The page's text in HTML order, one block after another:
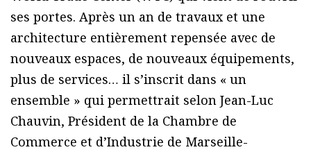
ses portes. Après un an de travaux et une
architecture entièrement repensée avec de
nouveaux espaces, de nouveaux équipements,
plus de services… il s’inscrit dans « un
ensemble » qui permettrait selon Jean-Luc
Chauvin, Président de la Chambre de
Commerce et d’Industrie de Marseille-